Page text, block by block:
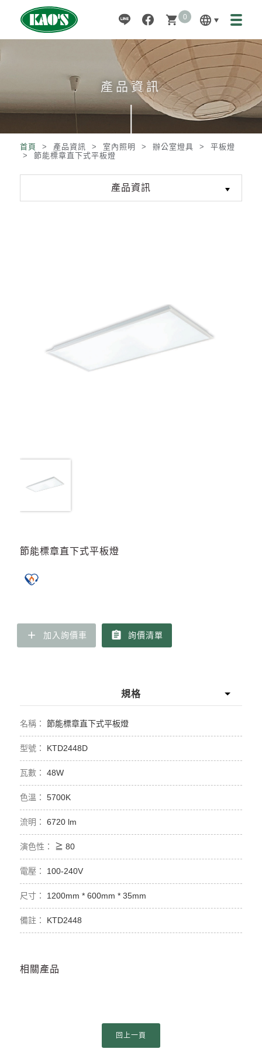
language
shopping_cart 0
產品資訊
首頁 > 產品資訊 > 室內照明 > 辦公室燈具 > 平板燈
> 節能標章直下式平板燈
產品資訊
節能標章直下式平板燈
add 加入詢價車 assignment 詢價清單
規格
節能標章直下式平板燈
KTD2448D
48W
5700K
6720 lm
≧ 80
100-240V
1200mm * 600mm * 35mm
KTD2448
相關產品